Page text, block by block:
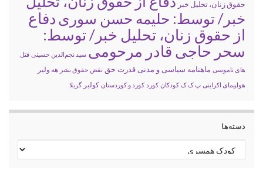
حقوق زنان، تحلیل خبر
خبر/ توسط: حلیمه حسن سوری دفاع
از حقوق زنان، تحلیل خبر/ توسط:
سحر حاجی قادر مرحومی سید نجم‌الدین حسینی قتل
های ناموسی ماهنامه سیاسی و مدنی قدرت حق نقض حقوق بشر هه ولیر
هواپیمای اکراینی پ ک ک کودکان کورد کورد و کوردستان کولبر گریلا
دسته‌ها
دسته‌ها